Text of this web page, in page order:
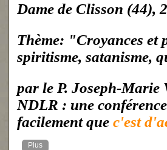
Dame de Clisson (44),
Thème: "Croyances et
spiritisme, satanisme,
par le P. Joseph-
NDLR : une
facilement que c'est
Plus